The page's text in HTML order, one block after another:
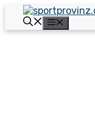
Zum
Inhalt
springen